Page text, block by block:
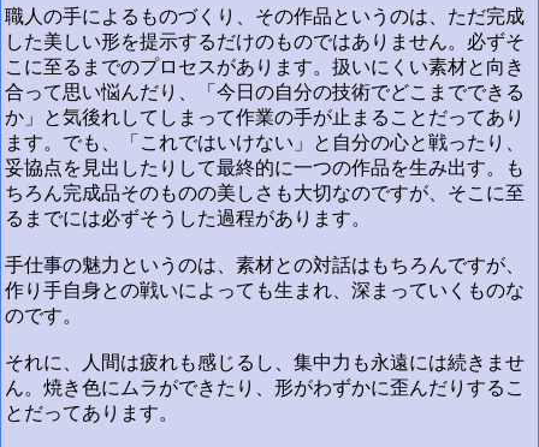
職人の手によるものづくり、その作品というのは、ただ完成
した美しい形を提示するだけのものではありません。必ずそ
こに至るまでのプロセスがあります。扱いにくい素材と向き
合って思い悩んだり、「今日の自分の技術でどこまでできる
か」と気後れしてしまって作業の手が止まることだってあり
ます。でも、「これではいけない」と自分の心と戦ったり、
妥協点を見出したりして最終的に一つの作品を生み出す。も
ちろん完成品そのものの美しさも大切なのですが、そこに至
るまでには必ずそうした過程があります。
手仕事の魅力というのは、素材との対話はもちろんですが、
作り手自身との戦いによっても生まれ、深まっていくものな
のです。
それに、人間は疲れも感じるし、集中力も永遠には続きませ
ん。焼き色にムラができたり、形がわずかに歪んだりするこ
とだってあります。